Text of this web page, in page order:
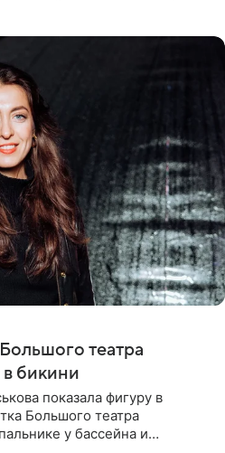
театра
бикини
показала фигуру в
Большого театра
у бассейна и